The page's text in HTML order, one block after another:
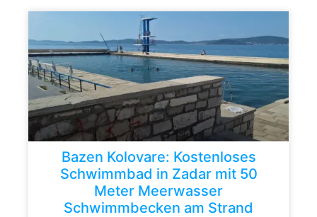
Bazen Kolovare: Kostenloses
Schwimmbad in Zadar mit 50
Meter Meerwasser
Schwimmbecken am Strand